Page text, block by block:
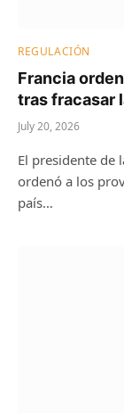
REGULACIÓN
Francia
tras fracasar
July 20, 2026
El presidente de
ordenó a los
país…